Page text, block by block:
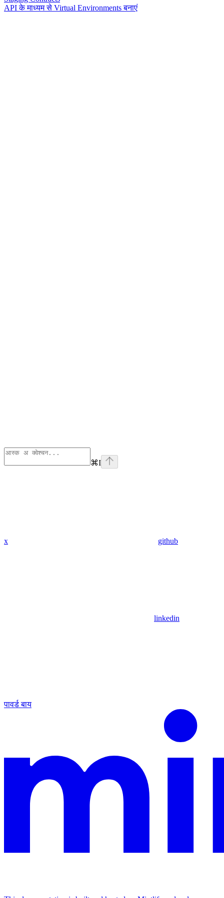
API के माध्यम से Virtual Environments बनाएं
⌘I
x github
linkedin
पावर्ड बाय